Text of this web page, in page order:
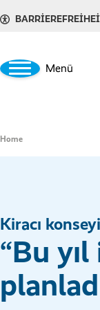
Menü
Home
Kiracı
“Bu